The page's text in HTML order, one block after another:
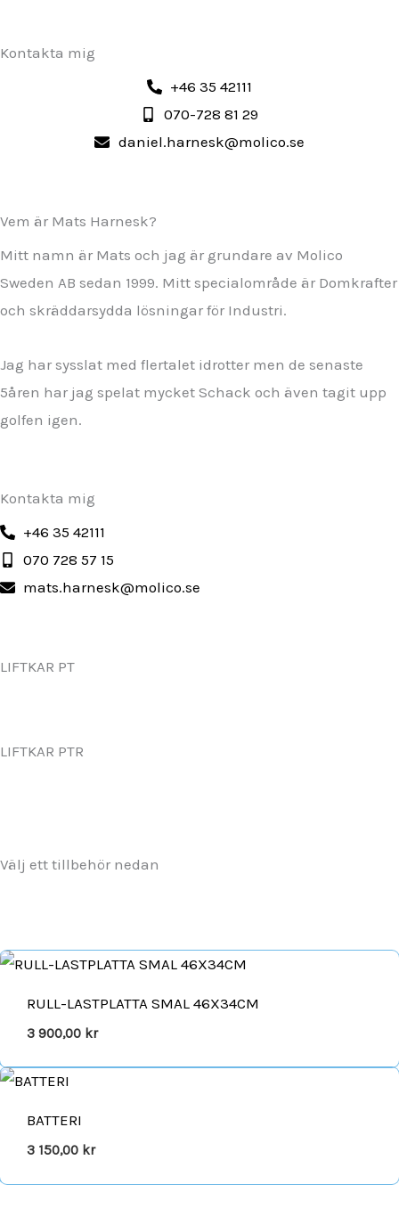
Kontakta mig
+46 35 42111
070-728 81 29
daniel.harnesk@molico.se
Vem är Mats Harnesk?
Mitt namn är Mats och jag är grundare av Molico
Sweden AB sedan 1999. Mitt specialområde är Domkrafter
och skräddarsydda lösningar för Industri.
Jag har sysslat med flertalet idrotter men de senaste
5åren har jag spelat mycket Schack och även tagit upp
golfen igen.
Kontakta mig
+46 35 42111
070 728 57 15
mats.harnesk@molico.se
LIFTKAR PT
LIFTKAR PTR
Välj ett tillbehör nedan
RULL-LASTPLATTA SMAL 46X34CM
3 900,00 kr
BATTERI
3 150,00 kr